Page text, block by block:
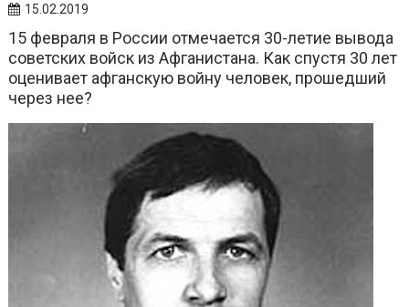
15.02.2019
15 февраля в России отмечается 30-летие вывода
советских войск из Афганистана. Как спустя 30 лет
оценивает афганскую войну человек, прошедший
через нее?